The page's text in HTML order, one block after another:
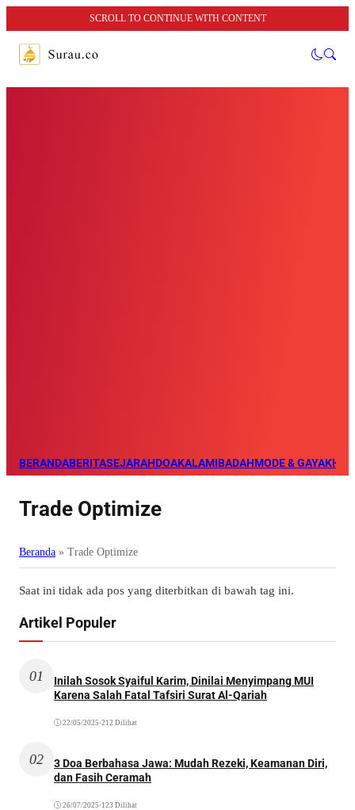
SCROLL TO CONTINUE WITH CONTENT
BERANDABERITASEJARAHDOAKALAMIBADAHMODE & GAYA
Trade Optimize
Beranda » Trade Optimize
Saat ini tidak ada pos yang diterbitkan di bawah tag ini.
Artikel Populer
01
Inilah Sosok Syaiful Karim, Dinilai Menyimpang MUI
Karena Salah Fatal Tafsiri Surat Al-Qariah
22/05/2025 •212 Dilihat
02
3 Doa Berbahasa Jawa: Mudah Rezeki, Keamanan Diri,
dan Fasih Ceramah
26/07/2025 •123 Dilihat